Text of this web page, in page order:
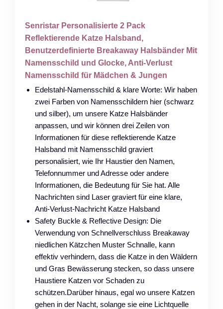
Senristar Personalisierte 2 Pack
Reflektierende Katze Halsband,
Benutzerdefinierte Breakaway Halsbänder Mit
Namensschild und Glocke, Anti-Verlust
Namensschild für Mädchen & Jungen
Edelstahl-Namensschild & klare Worte: Wir haben
zwei Farben von Namensschildern hier (schwarz
und silber), um unsere Katze Halsbänder
anpassen, und wir können drei Zeilen von
Informationen für diese reflektierende Katze
Halsband mit Namensschild graviert
personalisiert, wie Ihr Haustier den Namen,
Telefonnummer und Adresse oder andere
Informationen, die Bedeutung für Sie hat. Alle
Nachrichten sind Laser graviert für eine klare,
Anti-Verlust-Nachricht Katze Halsband
Safety Buckle & Reflective Design: Die
Verwendung von Schnellverschluss Breakaway
niedlichen Kätzchen Muster Schnalle, kann
effektiv verhindern, dass die Katze in den Wäldern
und Gras Bewässerung stecken, so dass unsere
Haustiere Katzen vor Schaden zu
schützen.Darüber hinaus, egal wo unsere Katzen
gehen in der Nacht, solange sie eine Lichtquelle